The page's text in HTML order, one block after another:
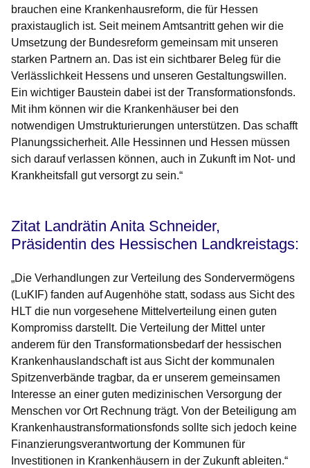
brauchen eine Krankenhausreform, die für Hessen
praxistauglich ist. Seit meinem Amtsantritt gehen wir die
Umsetzung der Bundesreform gemeinsam mit unseren
starken Partnern an. Das ist ein sichtbarer Beleg für die
Verlässlichkeit Hessens und unseren Gestaltungswillen.
Ein wichtiger Baustein dabei ist der Transformationsfonds.
Mit ihm können wir die Krankenhäuser bei den
notwendigen Umstrukturierungen unterstützen. Das schafft
Planungssicherheit. Alle Hessinnen und Hessen müssen
sich darauf verlassen können, auch in Zukunft im Not- und
Krankheitsfall gut versorgt zu sein.“
Zitat Landrätin Anita Schneider,
Präsidentin des Hessischen Landkreistags:
„Die Verhandlungen zur Verteilung des Sondervermögens
(LuKIF) fanden auf Augenhöhe statt, sodass aus Sicht des
HLT die nun vorgesehene Mittelverteilung einen guten
Kompromiss darstellt. Die Verteilung der Mittel unter
anderem für den Transformationsbedarf der hessischen
Krankenhauslandschaft ist aus Sicht der kommunalen
Spitzenverbände tragbar, da er unserem gemeinsamen
Interesse an einer guten medizinischen Versorgung der
Menschen vor Ort Rechnung trägt. Von der Beteiligung am
Krankenhaustransformationsfonds sollte sich jedoch keine
Finanzierungsverantwortung der Kommunen für
Investitionen in Krankenhäusern in der Zukunft ableiten.“